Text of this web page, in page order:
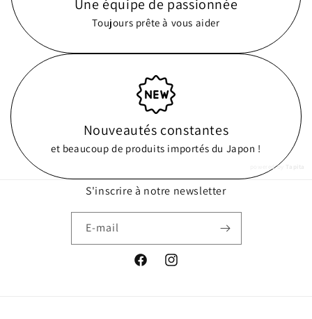
Une équipe de passionnée
Toujours prête à vous aider
Nouveautés constantes
et beaucoup de produits importés du Japon !
powered by
S'inscrire à notre newsletter
E-mail
FacebookInstagram